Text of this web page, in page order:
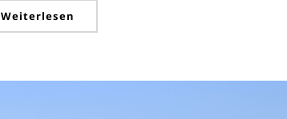
Weiterlesen